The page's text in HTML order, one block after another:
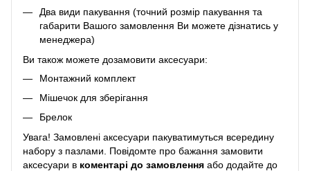
Два види пакування (точний розмір пакування та
габарити Вашого замовлення Ви можете дізнатись у
менеджера)
Ви також можете дозамовити аксесуари:
Монтажний комплект
Мішечок для зберігання
Брелок
Увага! Замовлені аксесуари пакуватимуться всередину
набору з пазлами. Повідомте про бажання замовити
аксесуари в коментарі до замовлення або додайте до